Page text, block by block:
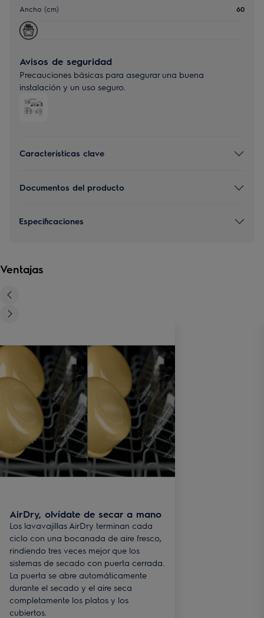
Ancho (cm) 60
Avisos de seguridad
Precauciones básicas para asegurar una buena
instalación y un uso seguro.
Características clave
Documentos del producto
Especificaciones
Ventajas
AirDry, olvídate de secar a mano
Los lavavajillas AirDry terminan cada
ciclo con una bocanada de aire fresco,
rindiendo tres veces mejor que los
sistemas de secado con puerta cerrada.
La puerta se abre automáticamente
durante el secado y el aire seca
completamente los platos y los
cubiertos.